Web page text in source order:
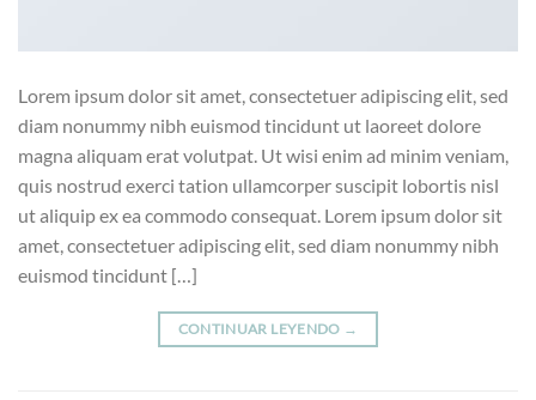
Lorem ipsum dolor sit amet, consectetuer adipiscing elit, sed
diam nonummy nibh euismod tincidunt ut laoreet dolore
magna aliquam erat volutpat. Ut wisi enim ad minim veniam,
quis nostrud exerci tation ullamcorper suscipit lobortis nisl
ut aliquip ex ea commodo consequat. Lorem ipsum dolor sit
amet, consectetuer adipiscing elit, sed diam nonummy nibh
euismod tincidunt […]
CONTINUAR LEYENDO →